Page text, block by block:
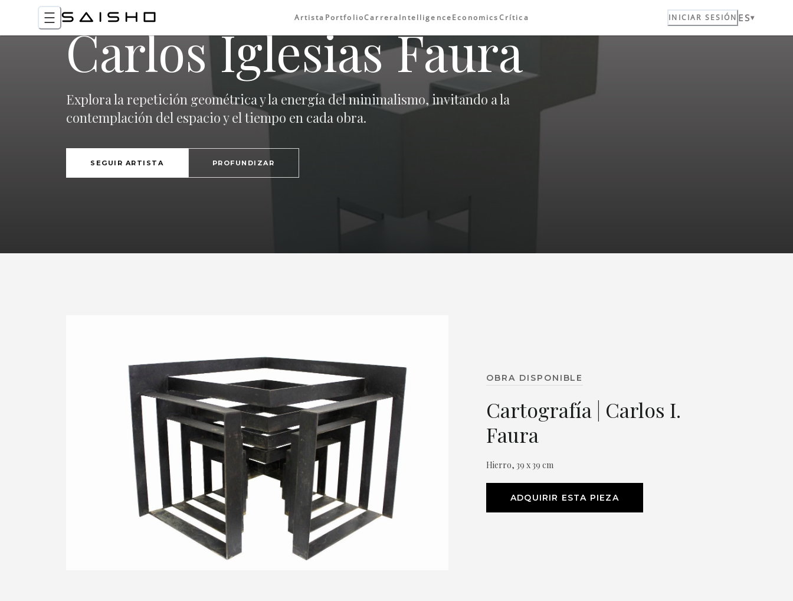
Artista PortfolioCarreraIntelligenceEconomicsCrítica INICIAR SESIÓN ES
Carlos Iglesias Faura
Explora la repetición geométrica y la energía del minimalismo, invitando a la
contemplación del espacio y el tiempo en cada obra.
SEGUIR ARTISTA PROFUNDIZAR
OBRA DISPONIBLE
Cartografía | Carlos I.
Faura
Hierro, 39 x 39 cm
ADQUIRIR ESTA PIEZA